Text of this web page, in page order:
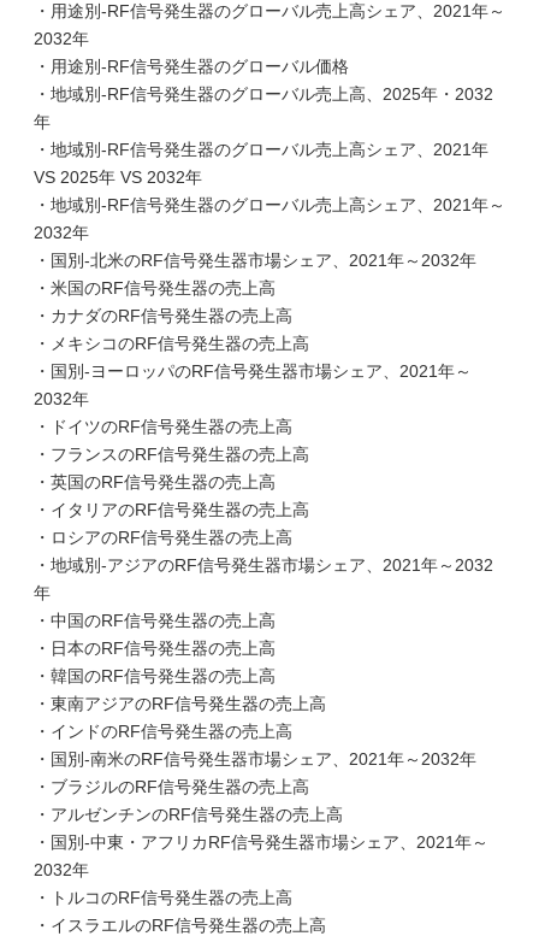
・用途別-RF信号発生器のグローバル売上高シェア、2021年～
2032年
・用途別-RF信号発生器のグローバル価格
・地域別-RF信号発生器のグローバル売上高、2025年・2032
年
・地域別-RF信号発生器のグローバル売上高シェア、2021年
VS 2025年 VS 2032年
・地域別-RF信号発生器のグローバル売上高シェア、2021年～
2032年
・国別-北米のRF信号発生器市場シェア、2021年～2032年
・米国のRF信号発生器の売上高
・カナダのRF信号発生器の売上高
・メキシコのRF信号発生器の売上高
・国別-ヨーロッパのRF信号発生器市場シェア、2021年～
2032年
・ドイツのRF信号発生器の売上高
・フランスのRF信号発生器の売上高
・英国のRF信号発生器の売上高
・イタリアのRF信号発生器の売上高
・ロシアのRF信号発生器の売上高
・地域別-アジアのRF信号発生器市場シェア、2021年～2032
年
・中国のRF信号発生器の売上高
・日本のRF信号発生器の売上高
・韓国のRF信号発生器の売上高
・東南アジアのRF信号発生器の売上高
・インドのRF信号発生器の売上高
・国別-南米のRF信号発生器市場シェア、2021年～2032年
・ブラジルのRF信号発生器の売上高
・アルゼンチンのRF信号発生器の売上高
・国別-中東・アフリカRF信号発生器市場シェア、2021年～
2032年
・トルコのRF信号発生器の売上高
・イスラエルのRF信号発生器の売上高